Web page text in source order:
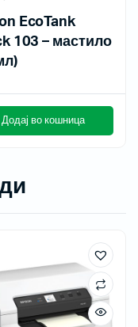
EcoTank
103 – мастило
Додај во кошница